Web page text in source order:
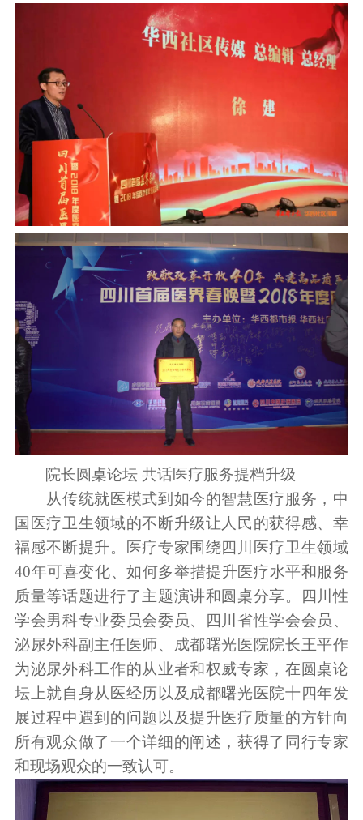
院长圆桌论坛 共话医疗服务提档升级
从传统就医模式到如今的智慧医疗服务，中
国医疗卫生领域的不断升级让人民的获得感、幸
福感不断提升。医疗专家围绕四川医疗卫生领域
40年可喜变化、如何多举措提升医疗水平和服务
质量等话题进行了主题演讲和圆桌分享。四川性
学会男科专业委员会委员、四川省性学会会员、
泌尿外科副主任医师、成都曙光医院院长王平作
为泌尿外科工作的从业者和权威专家，在圆桌论
坛上就自身从医经历以及成都曙光医院十四年发
展过程中遇到的问题以及提升医疗质量的方针向
所有观众做了一个详细的阐述，获得了同行专家
和现场观众的一致认可。